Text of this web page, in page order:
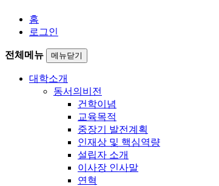
홈
로그인
전체메뉴 메뉴닫기
대학소개
동서의비전
건학이념
교육목적
중장기 발전계획
인재상 및 핵심역량
설립자 소개
이사장 인사말
연혁